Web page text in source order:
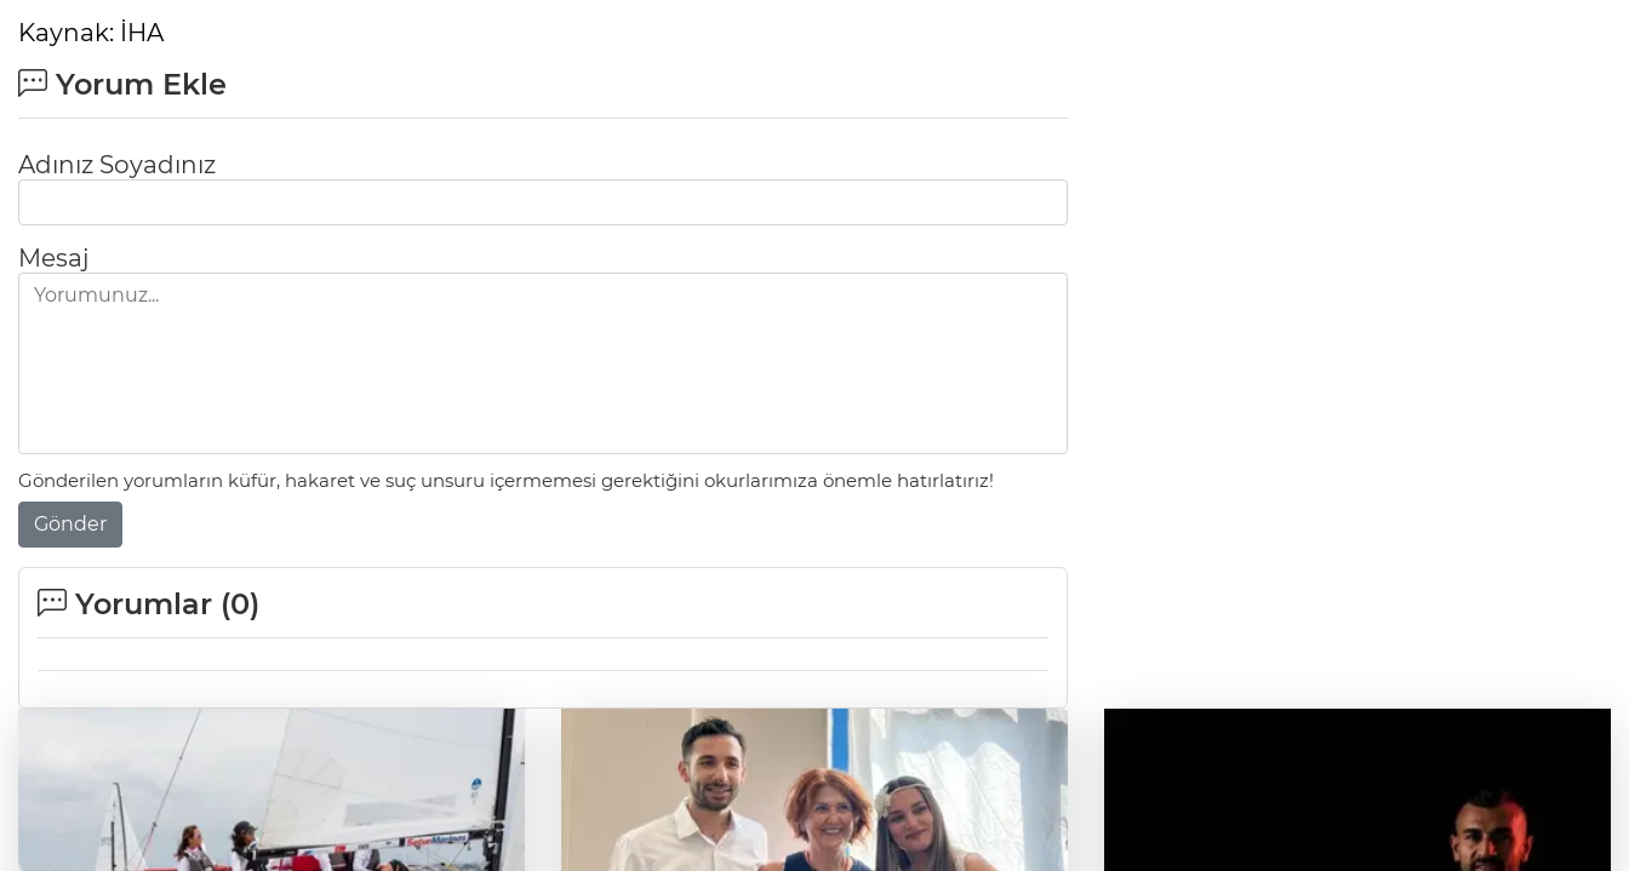
Kaynak: İHA
Yorum Ekle
Adınız Soyadınız
Mesaj
Gönderilen yorumların küfür, hakaret ve suç unsuru içermemesi gerektiğini okurlarımıza önemle hatırlatırız!
Gönder
Yorumlar (0)